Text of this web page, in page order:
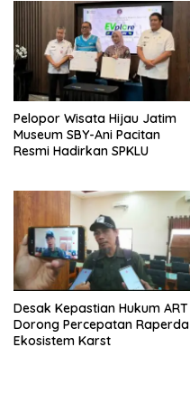
Pelopor Wisata Hijau Jatim
Museum SBY-Ani Pacitan
Resmi Hadirkan SPKLU
Desak Kepastian Hukum ART
Dorong Percepatan Raperda
Ekosistem Karst